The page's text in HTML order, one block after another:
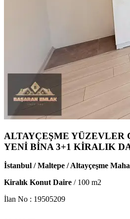
ALTAYÇEŞME YÜZEVLER
YENİ BİNA 3+1 KİRALIK
İstanbul / Maltepe / Altayçeşme
Kiralık Konut Daire / 100 m2
İlan No : 19505209